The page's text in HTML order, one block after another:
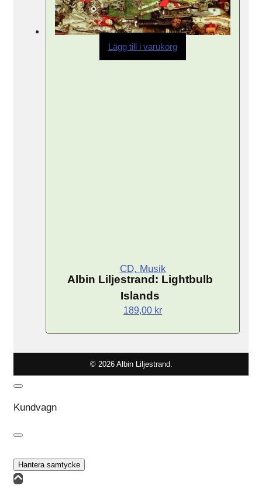
Lägg till i varukorg
CD, Musik
Albin Liljestrand: Lightbulb
Islands
189,00 kr
© 2026 Albin Liljestrand.
Kundvagn
Hantera samtycke